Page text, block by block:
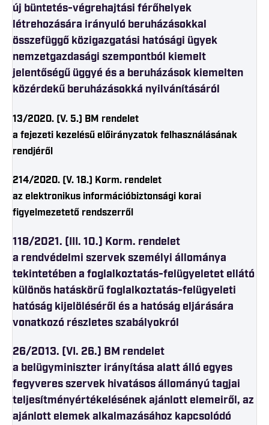
új büntetés-végrehajtási férőhelyek
létrehozására irányuló beruházásokkal
összefüggő közigazgatási hatósági ügyek
nemzetgazdasági szempontból kiemelt
jelentőségű üggyé és a beruházások kiemelten
közérdekű beruházásokká nyilvánításáról
13/2020. (V. 5.) BM rendelet
a fejezeti kezelésű előirányzatok felhasználásának
rendjéről
214/2020. (V. 18.) Korm. rendelet
az elektronikus információbiztonsági korai
figyelmezetető rendszerről
118/2021. (III. 10.) Korm. rendelet
a rendvédelmi szervek személyi állománya
tekintetében a foglalkoztatás-felügyeletet ellátó
különös hatáskörű foglalkoztatás-felügyeleti
hatóság kijelöléséről és a hatóság eljárására
vonatkozó részletes szabályokról
26/2013. (VI. 26.) BM rendelet
a belügyminiszter irányítása alatt álló egyes
fegyveres szervek hivatásos állományú tagjai
teljesítményértékelésének ajánlott elemeiről, az
ajánlott elemek alkalmazásához kapcsolódó